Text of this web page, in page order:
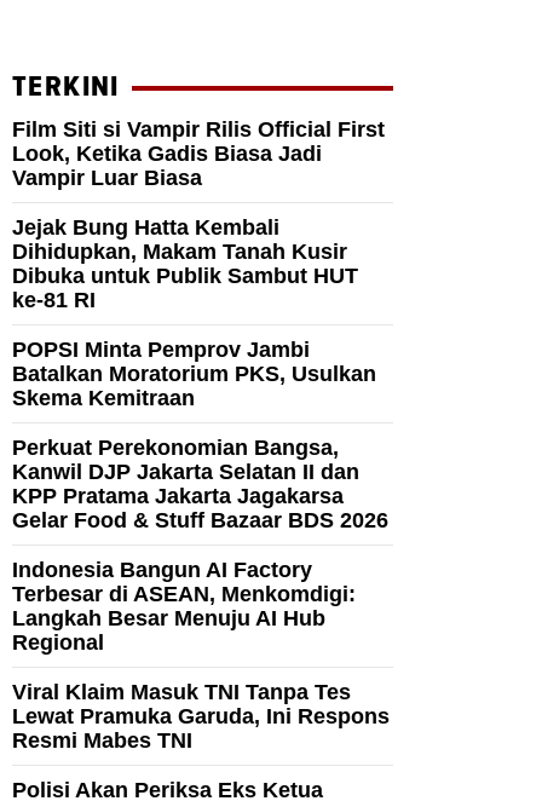
TERKINI
Film Siti si Vampir Rilis Official First
Look, Ketika Gadis Biasa Jadi
Vampir Luar Biasa
Jejak Bung Hatta Kembali
Dihidupkan, Makam Tanah Kusir
Dibuka untuk Publik Sambut HUT
ke-81 RI
POPSI Minta Pemprov Jambi
Batalkan Moratorium PKS, Usulkan
Skema Kemitraan
Perkuat Perekonomian Bangsa,
Kanwil DJP Jakarta Selatan II dan
KPP Pratama Jakarta Jagakarsa
Gelar Food & Stuff Bazaar BDS 2026
Indonesia Bangun AI Factory
Terbesar di ASEAN, Menkomdigi:
Langkah Besar Menuju AI Hub
Regional
Viral Klaim Masuk TNI Tanpa Tes
Lewat Pramuka Garuda, Ini Respons
Resmi Mabes TNI
Polisi Akan Periksa Eks Ketua